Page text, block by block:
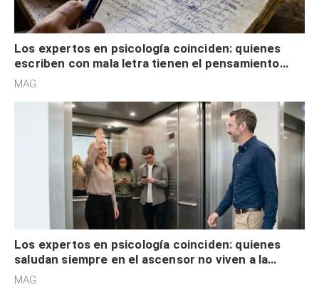
Los expertos en psicología coinciden: quienes
escriben con mala letra tienen el pensamiento
acelerado y no lo hacen por desinterés
MAG.
Los expertos en psicología coinciden: quienes
saludan siempre en el ascensor no viven a la
defensiva y tienen apertura social
MAG.